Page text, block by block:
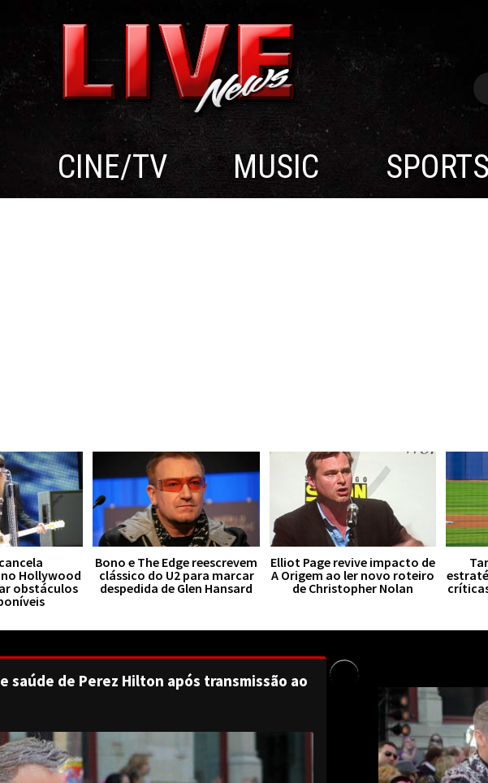
CINE/TV MUSIC SPORTS
Hollywood
obstáculos
Bono e The Edge reescrevem
clássico do U2 para marcar
despedida de Glen Hansard
Elliot Page revive impacto de
A Origem ao ler novo roteiro
de Christopher Nolan
saúde de Perez Hilton após transmissão ao